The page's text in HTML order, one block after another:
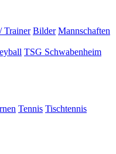
Trainer Bilder Mannschaften
TSG Schwabenheim
Tennis Tischtennis